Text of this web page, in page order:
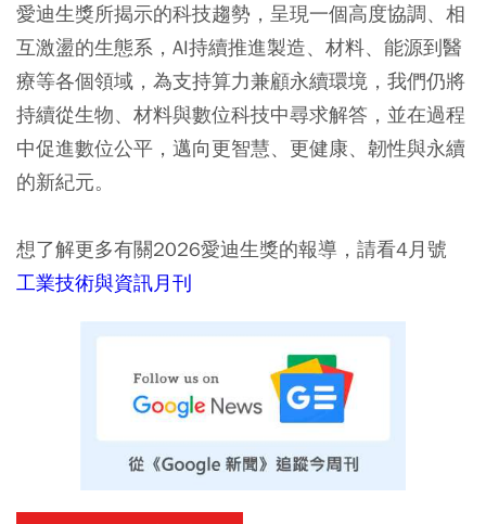
愛迪生獎所揭示的科技趨勢，呈現一個高度協調、相
互激盪的生態系，AI持續推進製造、材料、能源到醫
療等各個領域，為支持算力兼顧永續環境，我們仍將
持續從生物、材料與數位科技中尋求解答，並在過程
中促進數位公平，邁向更智慧、更健康、韌性與永續
的新紀元。
想了解更多有關2026愛迪生獎的報導，請看4月號
工業技術與資訊月刊